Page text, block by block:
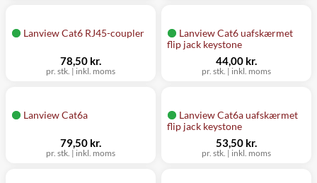
Lanview Cat6 RJ45-coupler
pr. stk. | inkl. moms
78,50 kr.
Lanview Cat6 uafskærmet
flip jack keystone
pr. stk. | inkl. moms
44,00 kr.
Lanview Cat6a
pr. stk. | inkl. moms
79,50 kr.
Lanview Cat6a uafskærmet
flip jack keystone
pr. stk. | inkl. moms
53,50 kr.